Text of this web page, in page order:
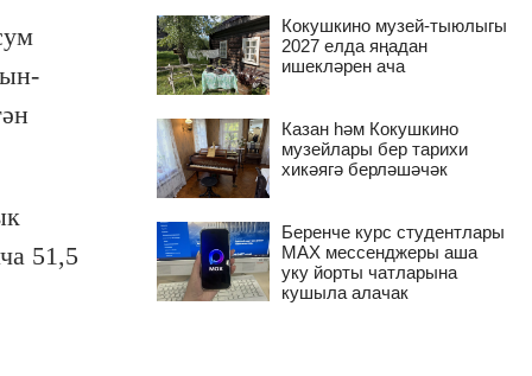
51,5
Кокушкино музей-тыюлыгы
2027 елда яңадан
ишекләрен ача
Казан һәм Кокушкино
музейлары бер тарихи
хикәягә берләшәчәк
Беренче курс студентлары
MAX мессенджеры аша
уку йорты чатларына
кушыла алачак